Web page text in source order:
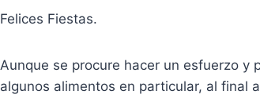
Felices Fiestas.
Aunque se procure hacer un esfuerzo
algunos alimentos en particular, al final